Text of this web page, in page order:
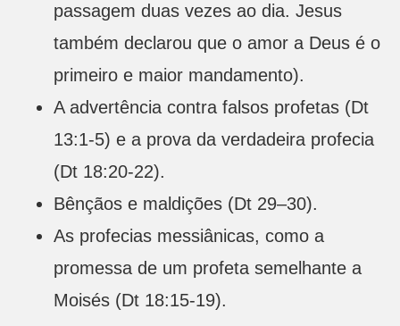
passagem duas vezes ao dia. Jesus
também declarou que o amor a Deus é o
primeiro e maior mandamento).
A advertência contra falsos profetas (Dt
13:1-5) e a prova da verdadeira profecia
(Dt 18:20-22).
Bênçãos e maldições (Dt 29–30).
As profecias messiânicas, como a
promessa de um profeta semelhante a
Moisés (Dt 18:15-19).